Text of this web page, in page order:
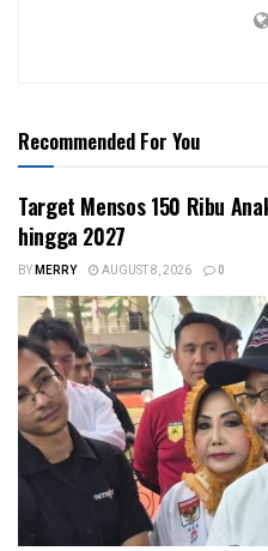
Recommended For You
Target Mensos 150 Ribu
hingga 2027
BYMERRY AUGUST 8, 2026 0